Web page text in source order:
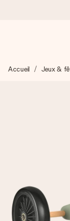
Nous
4,8 (sur la
Nos cadeaux
une note de
pays où nous
Carte de
Accueil Jeux &